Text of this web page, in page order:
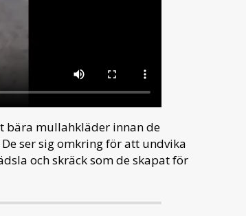
bära mullahkläder innan de
ser sig omkring för att undvika
och skräck som de skapat för